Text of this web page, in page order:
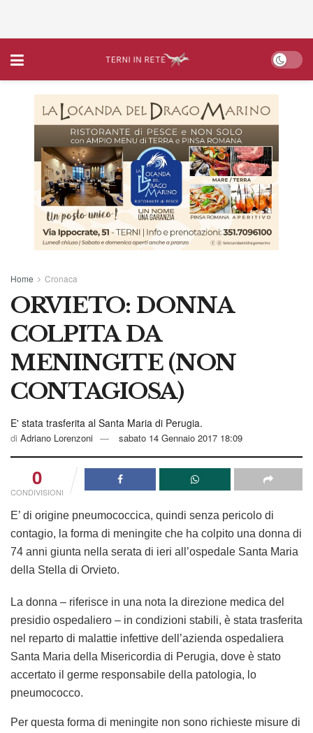
Home Cronaca
ORVIETO: DONNA
COLPITA DA
MENINGITE (NON
CONTAGIOSA)
E' stata trasferita al Santa Maria di Perugia.
di Adriano Lorenzoni sabato 14 Gennaio 2017 18:09
0
CONDIVISIONI
E’ di origine pneumococcica, quindi senza pericolo di
contagio, la forma di meningite che ha colpito una donna di
74 anni giunta nella serata di ieri all’ospedale Santa Maria
della Stella di Orvieto.
La donna – riferisce in una nota la direzione medica del
presidio ospedaliero – in condizioni stabili, è stata trasferita
nel reparto di malattie infettive dell’azienda ospedaliera
Santa Maria della Misericordia di Perugia, dove è stato
accertato il germe responsabile della patologia, lo
pneumococco.
Per questa forma di meningite non sono richieste misure di